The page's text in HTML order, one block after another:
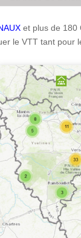
et plus de 180
le VTT tant pour